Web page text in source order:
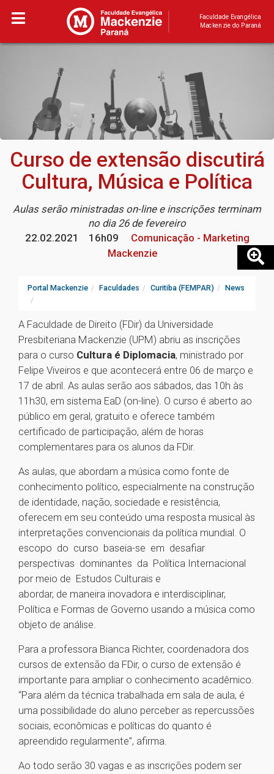
Faculdade Evangélica
Mackenzie do Paraná
Curso de extensão discutirá
Cultura, Música e Política
Aulas serão ministradas on-line e inscrições terminam
no dia 26 de fevereiro
22.02.2021
16h09
Comunicação - Marketing
Mackenzie
Portal Mackenzie Faculdades Curitiba (FEMPAR) News
A Faculdade de Direito (FDir) da Universidade
Presbiteriana Mackenzie (UPM) abriu as inscrições
para o curso Cultura é Diplomacia, ministrado por
Felipe Viveiros e que acontecerá entre 06 de março e
17 de abril. As aulas serão aos sábados, das 10h às
11h30, em sistema EaD (on-line). O curso é aberto ao
público em geral, gratuito e oferece também
certificado de participação, além de horas
complementares para os alunos da FDir.
As aulas, que abordam a música como fonte de
conhecimento político, especialmente na construção
de identidade, nação, sociedade e resistência,
oferecem em seu conteúdo uma resposta musical às
interpretações convencionais da política mundial. O
escopo do curso baseia-se em desafiar
perspectivas dominantes da Política Internacional
por meio de Estudos Culturais e
abordar, de maneira inovadora e interdisciplinar,
Política e Formas de Governo usando a música como
objeto de análise.
Para a professora Bianca Richter, coordenadora dos
cursos de extensão da FDir, o curso de extensão é
importante para ampliar o conhecimento acadêmico.
“Para além da técnica trabalhada em sala de aula, é
uma possibilidade do aluno perceber as repercussões
sociais, econômicas e políticas do quanto é
apreendido regularmente”, afirma.
Ao todo serão 30 vagas e as inscrições podem ser